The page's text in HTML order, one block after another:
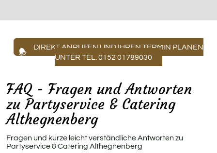
DIREKT ANRUFEN UND IHREN TERMIN PLANEN
UNTER TEL. 0152 01789030
FAQ - Fragen und Antworten
zu Partyservice & Catering
Althegnenberg
Fragen und kurze leicht verständliche Antworten zu
Partyservice & Catering Althegnenberg